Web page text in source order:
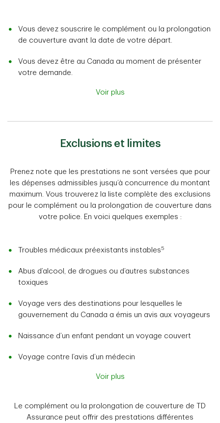
Vous devez souscrire le complément ou la prolongation
de couverture avant la date de votre départ.
Vous devez être au Canada au moment de présenter
votre demande.
Voir plus
Exclusions et limites
Prenez note que les prestations ne sont versées que pour
les dépenses admissibles jusqu’à concurrence du montant
maximum. Vous trouverez la liste complète des exclusions
pour le complément ou la prolongation de couverture dans
votre police. En voici quelques exemples :
Troubles médicaux préexistants instables5
Abus d’alcool, de drogues ou d’autres substances
toxiques
Voyage vers des destinations pour lesquelles le
gouvernement du Canada a émis un avis aux voyageurs
Naissance d’un enfant pendant un voyage couvert
Voyage contre l’avis d’un médecin
Voir plus
Le complément ou la prolongation de couverture de TD
Assurance peut offrir des prestations différentes